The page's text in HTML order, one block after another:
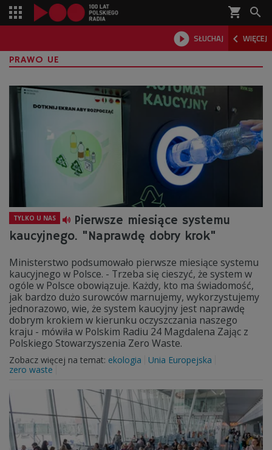
shopping_cart 
 SŁUCHAJ  WIĘCEJ

PRAWO UE
TYLKO U NAS
Pierwsze miesiące systemu
kaucyjnego. "Naprawdę dobry krok"
Ministerstwo podsumowało pierwsze miesiące systemu
kaucyjnego w Polsce. - Trzeba się cieszyć, że system w
ogóle w Polsce obowiązuje. Każdy, kto ma świadomość,
jak bardzo dużo surowców marnujemy, wykorzystujemy
jednorazowo, wie, że system kaucyjny jest naprawdę
dobrym krokiem w kierunku oczyszczania naszego
kraju - mówiła w Polskim Radiu 24 Magdalena Zając z
Polskiego Stowarzyszenia Zero Waste.
Zobacz więcej na temat: ekologia
Unia Europejska
zero waste